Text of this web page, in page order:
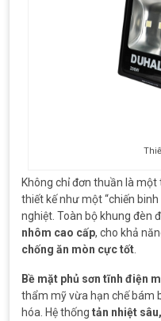
Không chỉ đơn thuần là một
thiết kế như một “chiến
nghiệt. Toàn bộ khung đèn
nhôm cao cấp, cho khả
chống ăn mòn cực tốt
Bề mặt phủ sơn tĩnh điện
thẩm mỹ vừa hạn chế bám
hóa. Hệ thống tản nhiệt